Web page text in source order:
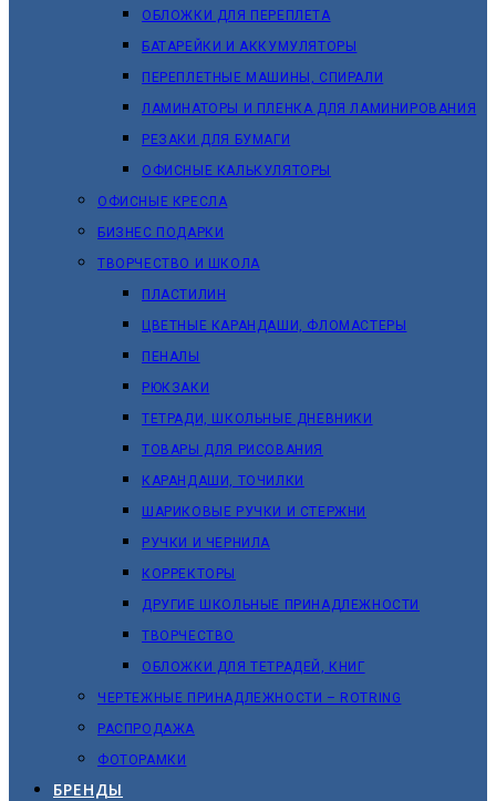
ОБЛОЖКИ ДЛЯ ПЕРЕПЛЕТА
БАТАРЕЙКИ И АККУМУЛЯТОРЫ
ПЕРЕПЛЕТНЫЕ МАШИНЫ, СПИРАЛИ
ЛАМИНАТОРЫ И ПЛЕНКА ДЛЯ ЛАМИНИРОВАНИЯ
РЕЗАКИ ДЛЯ БУМАГИ
ОФИСНЫЕ КАЛЬКУЛЯТОРЫ
ОФИСНЫЕ КРЕСЛА
БИЗНЕС ПОДАРКИ
ТВОРЧЕСТВО И ШКОЛА
ПЛАСТИЛИН
ЦВЕТНЫЕ КАРАНДАШИ, ФЛОМАСТЕРЫ
ПЕНАЛЫ
РЮКЗАКИ
ТЕТРАДИ, ШКОЛЬНЫЕ ДНЕВНИКИ
ТОВАРЫ ДЛЯ РИСОВАНИЯ
КАРАНДАШИ, ТОЧИЛКИ
ШАРИКОВЫЕ РУЧКИ И СТЕРЖНИ
РУЧКИ И ЧЕРНИЛА
КОРРЕКТОРЫ
ДРУГИЕ ШКОЛЬНЫЕ ПРИНАДЛЕЖНОСТИ
ТВОРЧЕСТВО
ОБЛОЖКИ ДЛЯ ТЕТРАДЕЙ, КНИГ
ЧЕРТЕЖНЫЕ ПРИНАДЛЕЖНОСТИ – ROTRING
РАСПРОДАЖА
ФОТОРАМКИ
БРЕНДЫ